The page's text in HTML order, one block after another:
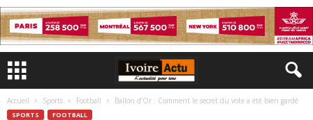
Accueil Sports Football Ballon d’Or : Comment le secret du vote a été bien gardé
SPORTS FOOTBALL